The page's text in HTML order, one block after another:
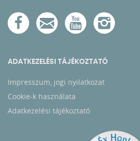
ADATKEZELÉSI TÁJÉKOZTATÓ
Impresszum, jogi nyilatkozat
Cookie-k használata
Adatkezelési tájékoztató